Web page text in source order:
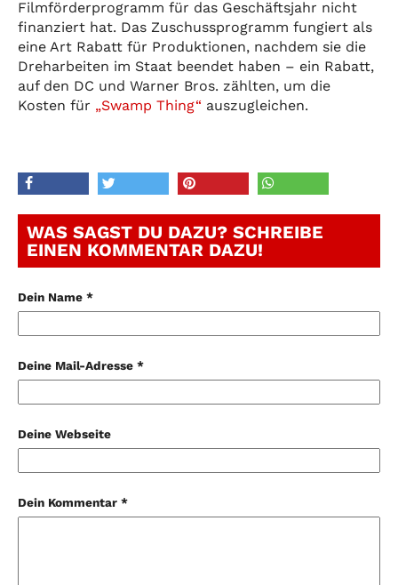
Filmförderprogramm für das Geschäftsjahr nicht
finanziert hat. Das Zuschussprogramm fungiert als
eine Art Rabatt für Produktionen, nachdem sie die
Dreharbeiten im Staat beendet haben – ein Rabatt,
auf den DC und Warner Bros. zählten, um die
Kosten für „Swamp Thing“ auszugleichen.
WAS SAGST DU DAZU? SCHREIBE
EINEN KOMMENTAR DAZU!
Dein Name *
Deine Mail-Adresse *
Deine Webseite
Dein Kommentar *